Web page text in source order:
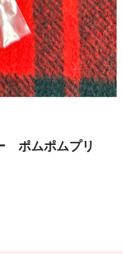
ポムポムプリ